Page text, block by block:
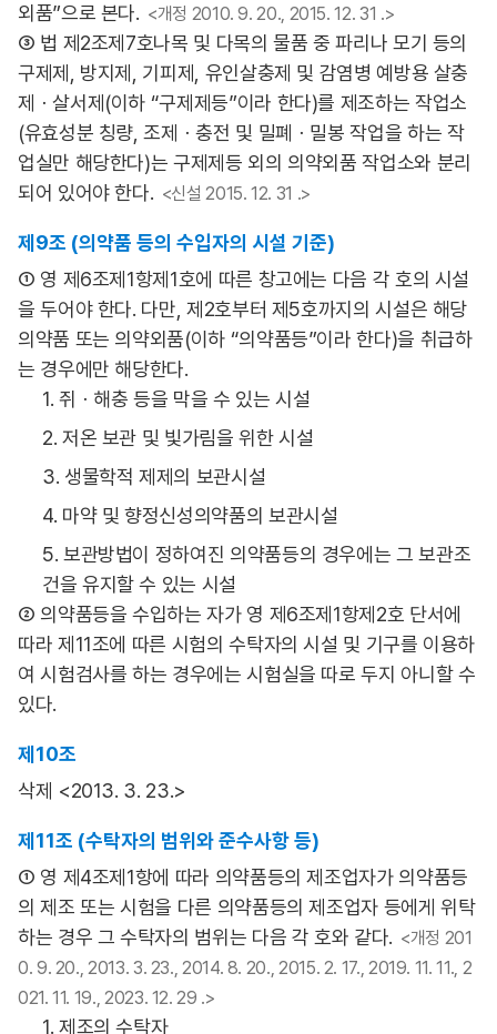
외품”으로 본다. <개정 2010. 9. 20., 2015. 12. 31 .>
③ 법 제2조제7호나목 및 다목의 물품 중 파리나 모기 등의
구제제, 방지제, 기피제, 유인살충제 및 감염병 예방용 살충
제ㆍ살서제(이하 “구제제등”이라 한다)를 제조하는 작업소
(유효성분 칭량, 조제ㆍ충전 및 밀폐ㆍ밀봉 작업을 하는 작
업실만 해당한다)는 구제제등 외의 의약외품 작업소와 분리
되어 있어야 한다. <신설 2015. 12. 31 .>
제9조 (의약품 등의 수입자의 시설 기준)
① 영 제6조제1항제1호에 따른 창고에는 다음 각 호의 시설
을 두어야 한다. 다만, 제2호부터 제5호까지의 시설은 해당
의약품 또는 의약외품(이하 “의약품등”이라 한다)을 취급하
는 경우에만 해당한다.
1. 쥐ㆍ해충 등을 막을 수 있는 시설
2. 저온 보관 및 빛가림을 위한 시설
3. 생물학적 제제의 보관시설
4. 마약 및 향정신성의약품의 보관시설
5. 보관방법이 정하여진 의약품등의 경우에는 그 보관조
건을 유지할 수 있는 시설
② 의약품등을 수입하는 자가 영 제6조제1항제2호 단서에
따라 제11조에 따른 시험의 수탁자의 시설 및 기구를 이용하
여 시험검사를 하는 경우에는 시험실을 따로 두지 아니할 수
있다.
제10조
삭제 <2013. 3. 23.>
제11조 (수탁자의 범위와 준수사항 등)
① 영 제4조제1항에 따라 의약품등의 제조업자가 의약품등
의 제조 또는 시험을 다른 의약품등의 제조업자 등에게 위탁
하는 경우 그 수탁자의 범위는 다음 각 호와 같다. <개정 201
0. 9. 20., 2013. 3. 23., 2014. 8. 20., 2015. 2. 17., 2019. 11. 11., 2
021. 11. 19., 2023. 12. 29 .>
1. 제조의 수탁자